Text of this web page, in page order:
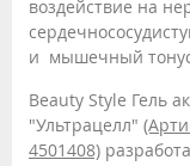
воздействие на
и мышечный
Beauty Style Гель
"Ультрацелл"
4501408)